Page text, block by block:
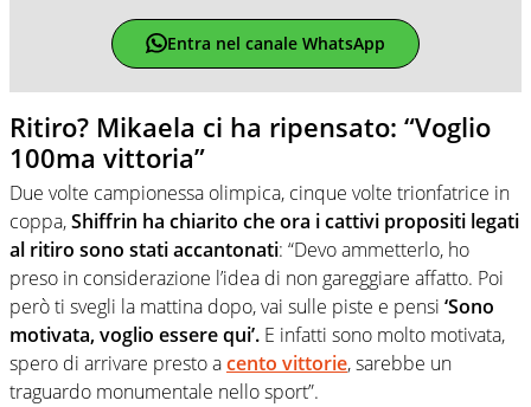
Entra nel canale WhatsApp
Ritiro? Mikaela ci ha ripensato: “Voglio
100ma vittoria”
Due volte campionessa olimpica, cinque volte trionfatrice in
coppa,Shiffrin ha chiarito che ora i cattivi propositi legati
al ritiro sono stati accantonati: “Devo ammetterlo, ho
preso in considerazione l’idea di non gareggiare affatto. Poi
però ti svegli la mattina dopo, vai sulle piste e pensi ‘Sono
motivata, voglio essere qui’. E infatti sono molto motivata,
spero di arrivare presto acento vittorie, sarebbe un
traguardo monumentale nello sport”.